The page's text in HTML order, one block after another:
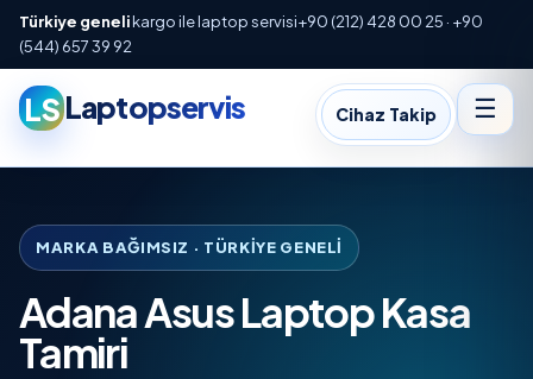
Türkiye genelikargo ile laptop servisi+90 (212) 428 00 25 · +90
(544) 657 39 92
LSLaptopservis Cihaz Takip ☰
MARKA BAĞIMSIZ · TÜRKIYE GENELI
Adana Asus Laptop Kasa
Tamiri